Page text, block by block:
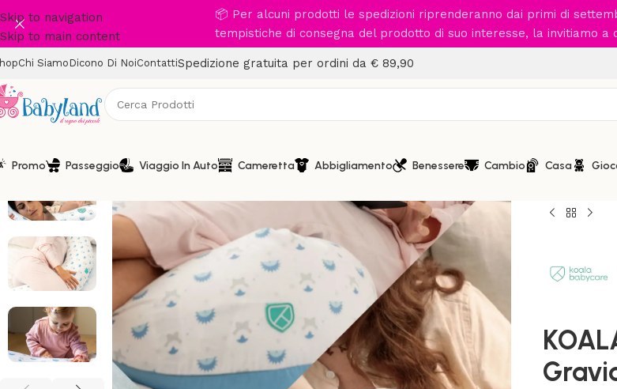
Skip to navigation
Skip to main content
📦 Per alcuni prodotti le spedizioni riprenderanno dai primi di
tempistiche di consegna del prodotto di suo interesse, la invitiamo a
Chi Siamo Dicono Di NoiContattiSpedizione gratuita per ordini da € 89,90
Promo Passeggio Viaggio In Auto Cameretta Abbigliamento Benessere Cambio Casa
Home/